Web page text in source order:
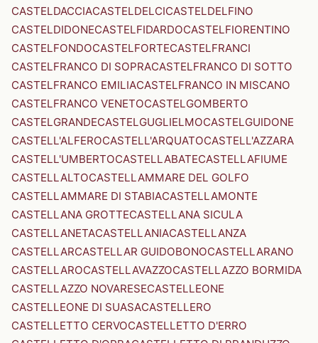
CASTELDACCIACASTELDELCICASTELDELFINO
CASTELDIDONECASTELFIDARDOCASTELFIORENTINO
CASTELFONDOCASTELFORTECASTELFRANCI
CASTELFRANCO DI SOPRACASTELFRANCO DI SOTTO
CASTELFRANCO EMILIACASTELFRANCO IN MISCANO
CASTELFRANCO VENETOCASTELGOMBERTO
CASTELGRANDECASTELGUGLIELMOCASTELGUIDONE
CASTELL'ALFEROCASTELL'ARQUATOCASTELL'AZZARA
CASTELL'UMBERTOCASTELLABATECASTELLAFIUME
CASTELLALTOCASTELLAMMARE DEL GOLFO
CASTELLAMMARE DI STABIACASTELLAMONTE
CASTELLANA GROTTECASTELLANA SICULA
CASTELLANETACASTELLANIACASTELLANZA
CASTELLARCASTELLAR GUIDOBONOCASTELLARANO
CASTELLAROCASTELLAVAZZOCASTELLAZZO BORMIDA
CASTELLAZZO NOVARESECASTELLEONE
CASTELLEONE DI SUASACASTELLERO
CASTELLETTO CERVOCASTELLETTO D'ERRO